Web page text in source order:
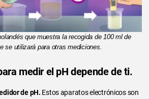
que muestra la recogida de 100 ml de
se utilizará para otras mediciones.
medir el pH depende de ti.
de pH. Estos aparatos electrónicos son